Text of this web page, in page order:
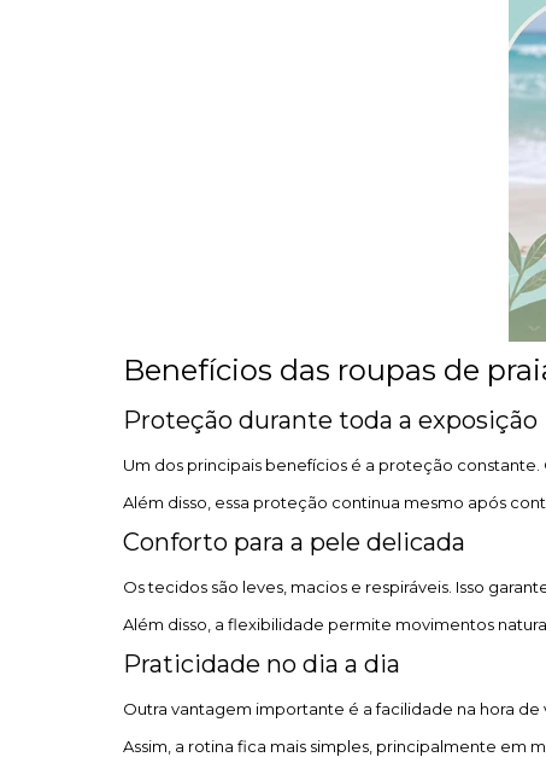
Benefícios das roupas de
Proteção durante toda a exposição
Um dos principais benefícios é a proteção
Além disso, essa proteção continua mesmo após
Conforto para a pele delicada
Os tecidos são leves, macios e respiráveis. Isso
Além disso, a flexibilidade permite movimentos
Praticidade no dia a dia
Outra vantagem importante é a facilidade na hora
Assim, a rotina fica mais simples, principalmente em